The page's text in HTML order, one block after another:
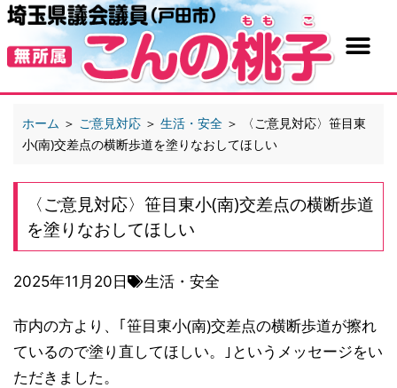
ホーム ＞ ご意見対応 ＞ 生活・安全 ＞
〈ご意見対応〉笹目東
小(南)交差点の横断歩道を塗りなおしてほしい
〈ご意見対応〉笹目東小(南)交差点の横断歩道
を塗りなおしてほしい
2025年11月20日 生活・安全
市内の方より、｢笹目東小(南)交差点の横断歩道が擦れ
ているので塗り直してほしい。｣というメッセージをい
ただきました。